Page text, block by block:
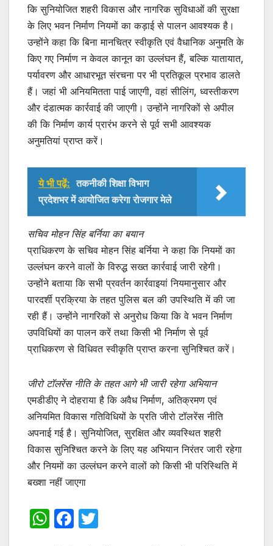
कि सुनियोजित शहरी विकास और नागरिक सुविधाओं की सुरक्षा
के लिए भवन निर्माण नियमों का कड़ाई से पालन आवश्यक है।
उन्होंने कहा कि बिना मानचित्र स्वीकृति एवं वैधानिक अनुमति के
किए गए निर्माण न केवल कानून का उल्लंघन हैं, बल्कि यातायात,
पर्यावरण और आधारभूत संरचना पर भी प्रतिकूल प्रभाव डालते
हैं। जहां भी अनियमितता पाई जाएगी, वहां सीलिंग, ध्वस्तीकरण
और दंडात्मक कार्रवाई की जाएगी। उन्होंने नागरिकों से अपील
की कि निर्माण कार्य प्रारंभ करने से पूर्व सभी आवश्यक
अनुमतियां प्राप्त करें।
ये भी पढ़ें: तकनीकी शिक्षा विभाग
प्रदेशभर में आयोजित करेगा रोजगार मेले
सचिव मोहन सिंह बर्निया का बयान
प्राधिकरण के सचिव मोहन सिंह बर्निया ने कहा कि नियमों का
उल्लंघन करने वालों के विरुद्ध सख्त कार्रवाई जारी रहेगी।
उन्होंने बताया कि सभी प्रवर्तन कार्रवाइयां नियमानुसार और
पारदर्शी प्रक्रिया के तहत पुलिस बल की उपस्थिति में की जा
रही हैं। उन्होंने नागरिकों से अनुरोध किया कि वे भवन निर्माण
उपविधियों का पालन करें तथा किसी भी निर्माण से पूर्व
प्राधिकरण से विधिवत स्वीकृति प्राप्त करना सुनिश्चित करें।
जीरो टॉलरेंस नीति के तहत आगे भी जारी रहेगा अभियान
एमडीडीए ने दोहराया है कि अवैध निर्माण, अतिक्रमण एवं
अनियमित विकास गतिविधियों के प्रति जीरो टॉलरेंस नीति
अपनाई गई है। सुनियोजित, सुरक्षित और व्यवस्थित शहरी
विकास सुनिश्चित करने के लिए यह अभियान निरंतर जारी रहेगा
और नियमों का उल्लंघन करने वालों को किसी भी परिस्थिति में
बख्शा नहीं जाएगा
W F